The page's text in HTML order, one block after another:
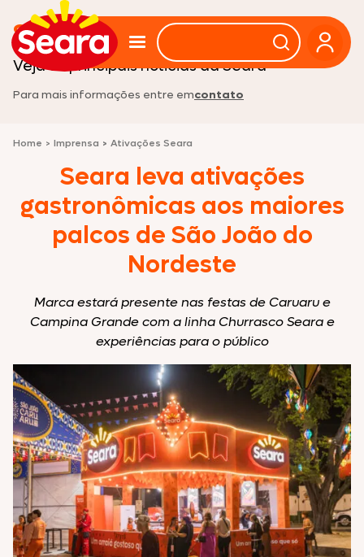
Sala de imprensa
Veja as principais noticias da Seara
Para mais informações entre emcontato
Home > Imprensa > Ativações Seara
Seara leva ativações
gastronômicas aos maiores
palcos de São João do
Nordeste
Marca estará presente nas festas de Caruaru e
Campina Grande com a linha Churrasco Seara e
experiências para o público